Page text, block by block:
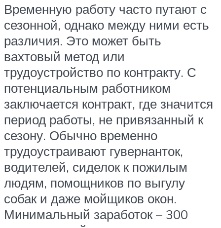
Временную работу часто путают с
сезонной, однако между ними есть
различия. Это может быть
вахтовый метод или
трудоустройство по контракту. С
потенциальным работником
заключается контракт, где значится
период работы, не привязанный к
сезону. Обычно временно
трудоустраивают гувернанток,
водителей, сиделок к пожилым
людям, помощников по выгулу
собак и даже мойщиков окон.
Минимальный заработок – 300